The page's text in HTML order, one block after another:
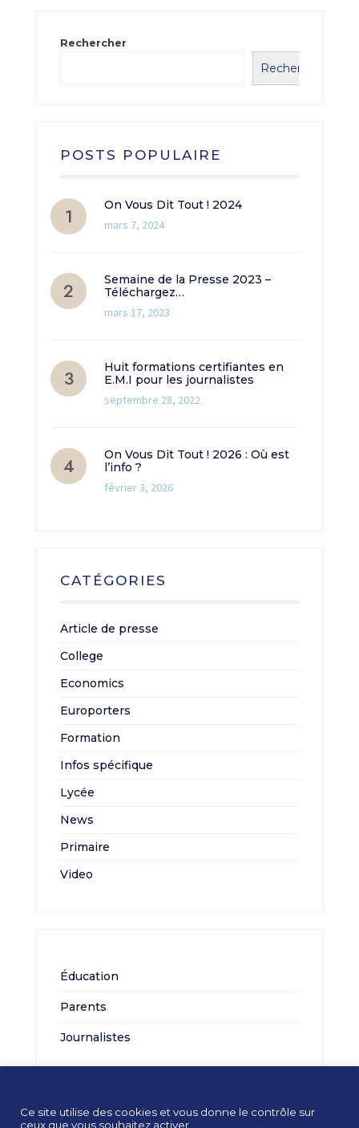
Rechercher
Rechercher
POSTS POPULAIRE
On Vous Dit Tout ! 2024
mars 7, 2024
Semaine de la Presse 2023 –
Téléchargez…
mars 17, 2023
Huit formations certifiantes en
E.M.I pour les journalistes
septembre 28, 2022
On Vous Dit Tout ! 2026 : Où est
l’info ?
février 3, 2026
CATÉGORIES
Article de presse
College
Economics
Europorters
Formation
Infos spécifique
Lycée
News
Primaire
Video
Éducation
Parents
Journalistes
Ce site utilise des cookies et vous donne le contrôle sur
ceux que vous souhaitez activer.